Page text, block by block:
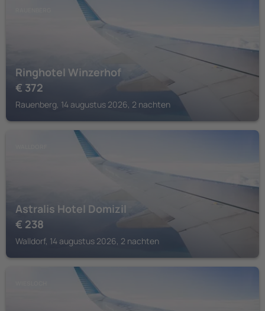
Ringhotel Winzerhof
€ 372
Rauenberg, 14 augustus 2026, 2 nachten
Astralis Hotel Domizil
€ 238
Walldorf, 14 augustus 2026, 2 nachten